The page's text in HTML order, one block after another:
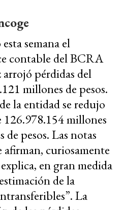
semana el
contable del BCRA
pérdidas del
millones de pesos.
la entidad se redujo
126.978.154 millones
pesos. Las notas
afirman, curiosamente
en gran medida
de la
La